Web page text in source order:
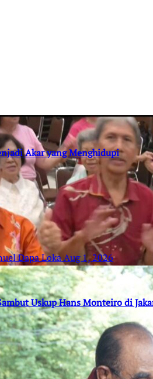
Akar yang Menghidupi
Dapa LokaAug 1, 2026
Uskup Hans Monteiro di